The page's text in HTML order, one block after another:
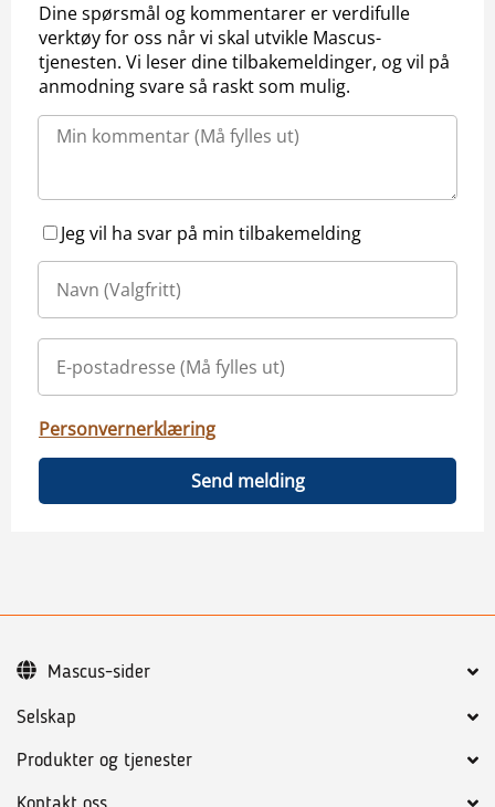
Dine spørsmål og kommentarer er verdifulle
verktøy for oss når vi skal utvikle Mascus-
tjenesten. Vi leser dine tilbakemeldinger, og vil på
anmodning svare så raskt som mulig.
Jeg vil ha svar på min tilbakemelding
Personvernerklæring
Send melding
Selskap
Produkter og tjenester
Mascus-sider